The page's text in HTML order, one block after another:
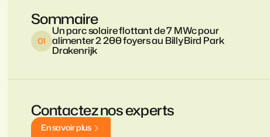
Sommaire
Un parc solaire flottant de 7 MWc pour
alimenter 2 200 foyers au BillyBird Park
Drakenrijk
Contactez nos experts
Ensavoirplus